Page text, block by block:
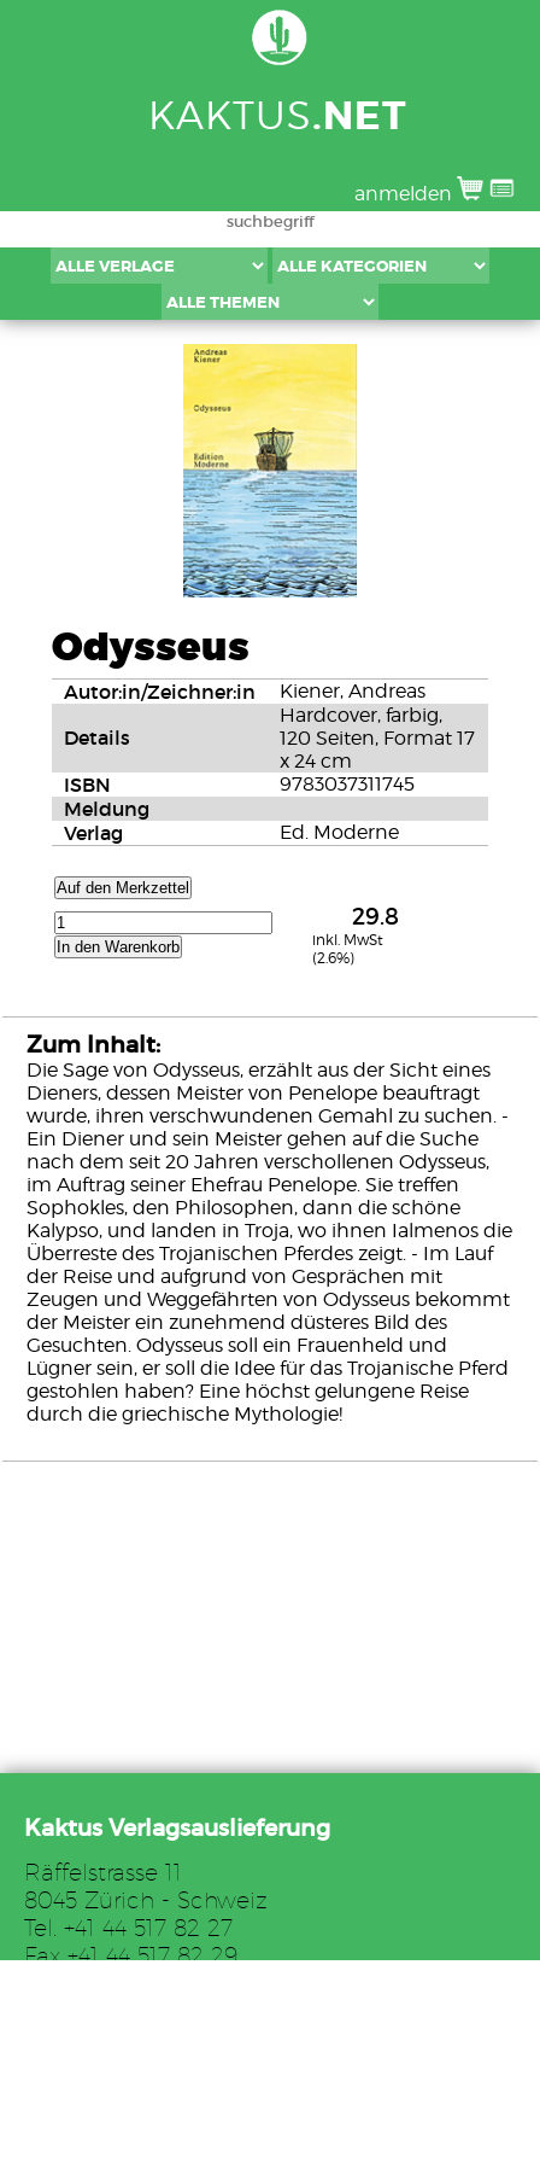
KAKTUS.NET
anmelden
Odysseus
Autor:in/Zeichner:in Kiener, Andreas
Details
Hardcover, farbig,
120 Seiten, Format 17
x 24 cm
ISBN 9783037311745
Meldung
Verlag
Ed. Moderne
Auf den Merkzettel
In den Warenkorb
29.8
inkl. MwSt
(2.6%)
Zum Inhalt:
Die Sage von Odysseus, erzählt aus der Sicht eines
Dieners, dessen Meister von Penelope beauftragt
wurde, ihren verschwundenen Gemahl zu suchen. -
Ein Diener und sein Meister gehen auf die Suche
nach dem seit 20 Jahren verschollenen Odysseus,
im Auftrag seiner Ehefrau Penelope. Sie treffen
Sophokles, den Philosophen, dann die schöne
Kalypso, und landen in Troja, wo ihnen Ialmenos die
Überreste des Trojanischen Pferdes zeigt. - Im Lauf
der Reise und aufgrund von Gesprächen mit
Zeugen und Weggefährten von Odysseus bekommt
der Meister ein zunehmend düsteres Bild des
Gesuchten. Odysseus soll ein Frauenheld und
Lügner sein, er soll die Idee für das Trojanische Pferd
gestohlen haben? Eine höchst gelungene Reise
durch die griechische Mythologie!
Kaktus Verlagsauslieferung
Räffelstrasse 11
8045 Zürich - Schweiz
Tel. +41 44 517 82 27
Fax +41 44 517 82 29